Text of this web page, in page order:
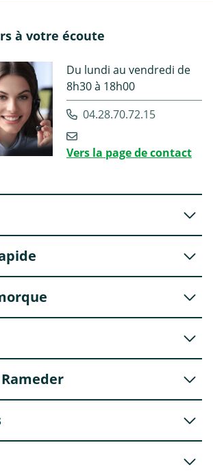
à votre écoute
Du lundi au vendredi de
8h30 à 18h00
04.28.70.72.15
Vers la page de contact